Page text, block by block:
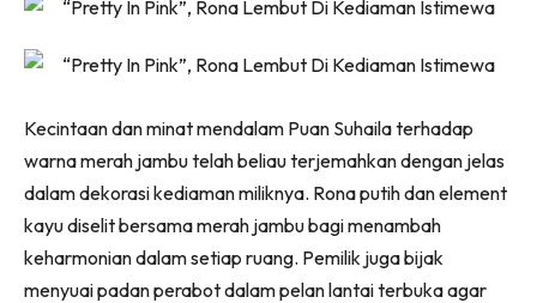
Ruang Tamu
Impiana Makeover
Makeover Ruang Selebriti
Destinasi
Hotel
Kafe
Hartanah
Kecintaan dan minat mendalam Puan Suhaila terhadap
warna merah jambu telah beliau terjemahkan dengan jelas
dalam dekorasi kediaman miliknya. Rona putih dan element
kayu diselit bersama merah jambu bagi menambah
keharmonian dalam setiap ruang. Pemilik juga bijak
menyuai padan perabot dalam pelan lantai terbuka agar